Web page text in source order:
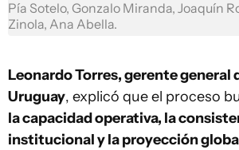
Pía Sotelo, Gonzalo Miranda, Joaquín
Zinola, Ana Abella.
Leonardo Torres, gerente general
Uruguay, explicó que el proceso
la capacidad operativa, la
institucional y la proyección